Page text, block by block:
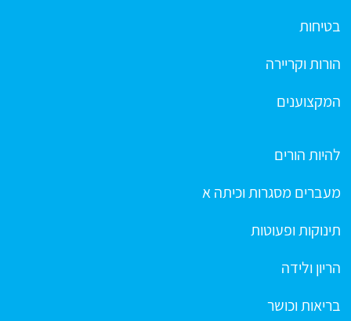
בטיחות
הורות וקריירה
המקצוענים
להיות הורים
מעברים מסגרות וכיתה א
תינוקות ופעוטות
הריון ולידה
בריאות וכושר